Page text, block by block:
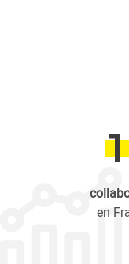
en